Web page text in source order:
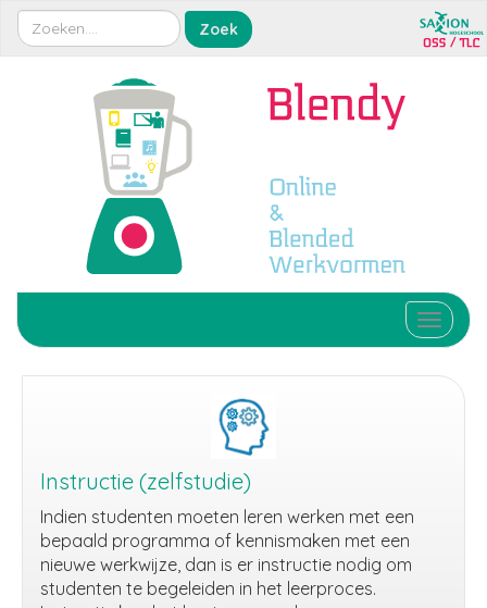
Toggle
Instructie (zelfstudie)
Indien studenten moeten leren werken met een
bepaald programma of kennismaken met een
nieuwe werkwijze, dan is er instructie nodig om
studenten te begeleiden in het leerproces.